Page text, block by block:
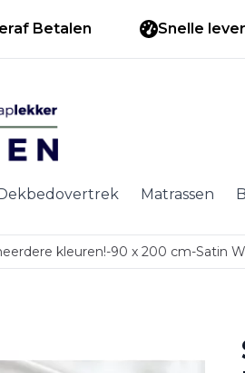
Betalen Snelle
Matrassen
kleuren!-90 x 200 cm-Satin